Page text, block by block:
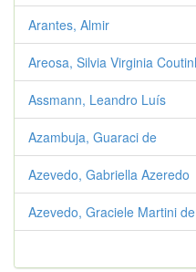
Arantes, Almir
Areosa, Silvia Virginia
Assmann, Leandro Luís
Azambuja, Guaraci de
Azevedo, Gabriella Azeredo
Azevedo, Graciele Martini de